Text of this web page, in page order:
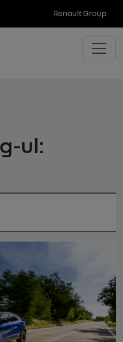
Renault Group
ul: